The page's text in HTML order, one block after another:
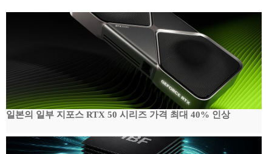
일본의 일부 지포스 RTX 50 시리즈 가격 최대 40% 인상